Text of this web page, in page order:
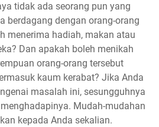
tidak ada seorang pun yang
berdagang dengan orang-orang
menerima hadiah, makan atau
Dan apakah boleh menikah
orang-orang tersebut
kaum kerabat? Jika Anda
masalah ini, sesungguhnya
Mudah-mudahan
kepada Anda sekalian.